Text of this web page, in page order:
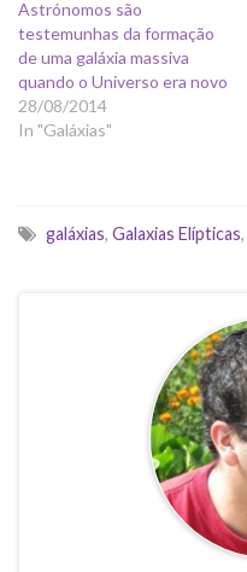
Astrónomos são
testemunhas da formação
de uma galáxia massiva
quando o Universo era novo
28/08/2014
In "Galáxias"
galáxias, Galaxias Elípticas,